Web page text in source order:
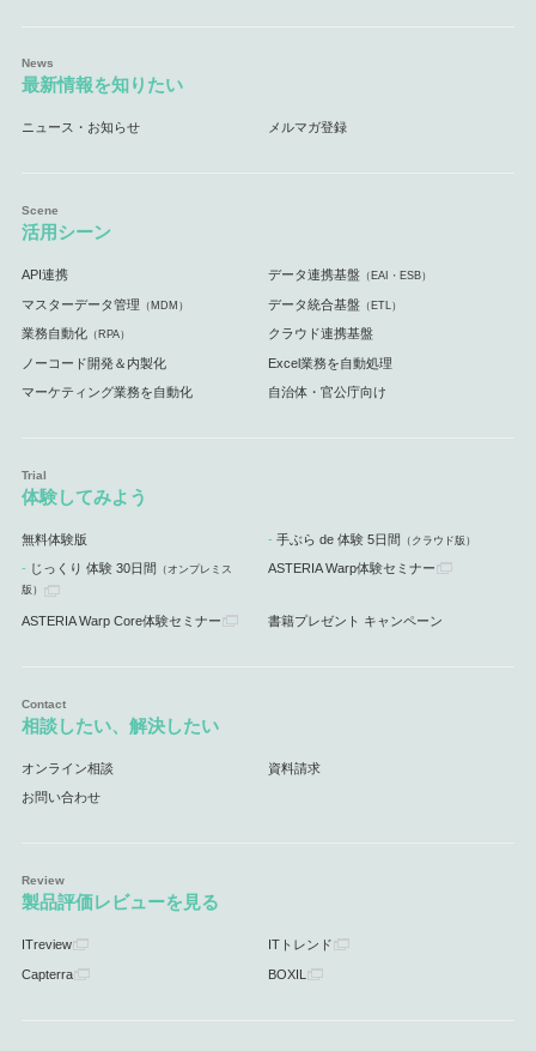
最新情報を知りたい
ニュース・お知らせ メルマガ登録
活用シーン
API連携 データ連携基盤 （EAI・ESB）
マスターデータ管理 （MDM） データ統合基盤 （ETL）
業務自動化（RPA） クラウド連携基盤
ノーコード開発＆内製化 Excel業務を自動処理
マーケティング業務を自動化 自治体・官公庁向け
体験してみよう
無料体験版 手ぶら de 体験 5日間 （クラウド版）
じっくり 体験 30日間 （オンプレミス
版）
ASTERIA Warp体験セミナー
ASTERIA Warp Core体験セミナー 書籍プレゼント キャンペーン
相談したい、解決したい
オンライン相談 資料請求
お問い合わせ
製品評価レビューを見る
ITreview ITトレンド
Capterra BOXIL